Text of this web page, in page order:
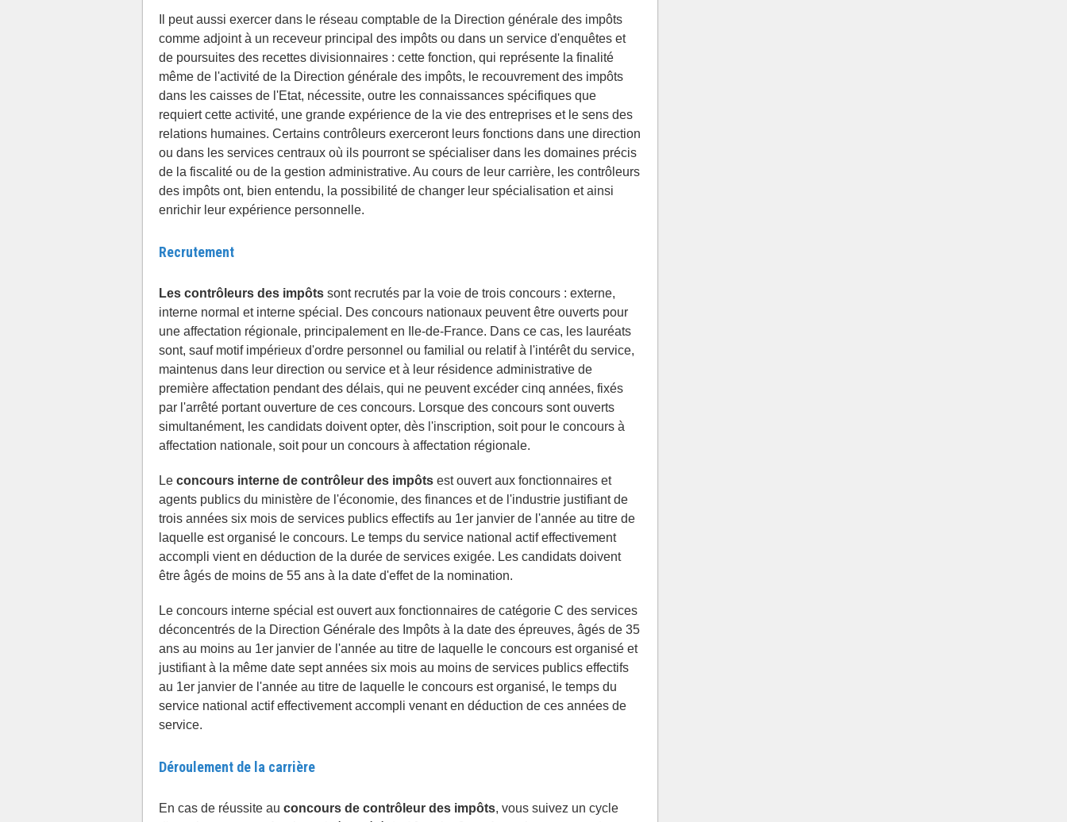
Il peut aussi exercer dans le réseau comptable de la Direction générale des impôts
comme adjoint à un receveur principal des impôts ou dans un service d'enquêtes et
de poursuites des recettes divisionnaires : cette fonction, qui représente la finalité
même de l'activité de la Direction générale des impôts, le recouvrement des impôts
dans les caisses de l'Etat, nécessite, outre les connaissances spécifiques que
requiert cette activité, une grande expérience de la vie des entreprises et le sens des
relations humaines. Certains contrôleurs exerceront leurs fonctions dans une direction
ou dans les services centraux où ils pourront se spécialiser dans les domaines précis
de la fiscalité ou de la gestion administrative. Au cours de leur carrière, les contrôleurs
des impôts ont, bien entendu, la possibilité de changer leur spécialisation et ainsi
enrichir leur expérience personnelle.
Recrutement
Les contrôleurs des impôts sont recrutés par la voie de trois concours : externe,
interne normal et interne spécial. Des concours nationaux peuvent être ouverts pour
une affectation régionale, principalement en Ile-de-France. Dans ce cas, les lauréats
sont, sauf motif impérieux d'ordre personnel ou familial ou relatif à l'intérêt du service,
maintenus dans leur direction ou service et à leur résidence administrative de
première affectation pendant des délais, qui ne peuvent excéder cinq années, fixés
par l'arrêté portant ouverture de ces concours. Lorsque des concours sont ouverts
simultanément, les candidats doivent opter, dès l'inscription, soit pour le concours à
affectation nationale, soit pour un concours à affectation régionale.
Le concours interne de contrôleur des impôts est ouvert aux fonctionnaires et
agents publics du ministère de l'économie, des finances et de l'industrie justifiant de
trois années six mois de services publics effectifs au 1er janvier de l'année au titre de
laquelle est organisé le concours. Le temps du service national actif effectivement
accompli vient en déduction de la durée de services exigée. Les candidats doivent
être âgés de moins de 55 ans à la date d'effet de la nomination.
Le concours interne spécial est ouvert aux fonctionnaires de catégorie C des services
déconcentrés de la Direction Générale des Impôts à la date des épreuves, âgés de 35
ans au moins au 1er janvier de l'année au titre de laquelle le concours est organisé et
justifiant à la même date sept années six mois au moins de services publics effectifs
au 1er janvier de l'année au titre de laquelle le concours est organisé, le temps du
service national actif effectivement accompli venant en déduction de ces années de
service.
Déroulement de la carrière
En cas de réussite au concours de contrôleur des impôts, vous suivez un cycle